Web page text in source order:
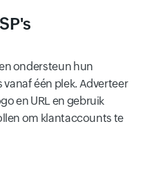
ondersteun hun
één plek. Adverteer
en URL en gebruik
om klantaccounts te